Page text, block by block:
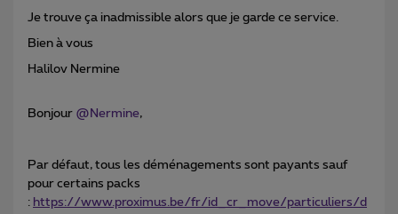
Je trouve ça inadmissible alors que je garde ce service.
Bien à vous
Halilov Nermine
Bonjour @Nermine,
Par défaut, tous les déménagements sont payants sauf
pour certains packs
: https://www.proximus.be/fr/id_cr_move/particuliers/d